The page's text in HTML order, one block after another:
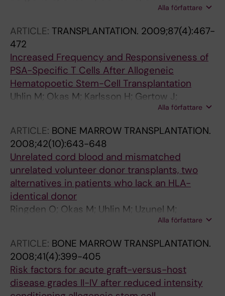
Alla författare
ARTICLE: TRANSPLANTATION. 2009;87(4):467-
472
Increased Frequency and Responsiveness of
PSA-Specific T Cells After Allogeneic
Hematopoetic Stem-Cell Transplantation
Uhlin M; Okas M; Karlsson H; Gertow J;
Henningsohn L; Ringden O; Karre K; Levitsky V;
Alla författare
ARTICLE: BONE MARROW TRANSPLANTATION.
2008;42(10):643-648
Unrelated cord blood and mismatched
unrelated volunteer donor transplants, two
alternatives in patients who lack an HLA-
identical donor
Ringden O; Okas M; Uhlin M; Uzunel M;
Alla författare
ARTICLE: BONE MARROW TRANSPLANTATION.
2008;41(4):399-405
Risk factors for acute graft-versus-host
disease grades II-IV after reduced intensity